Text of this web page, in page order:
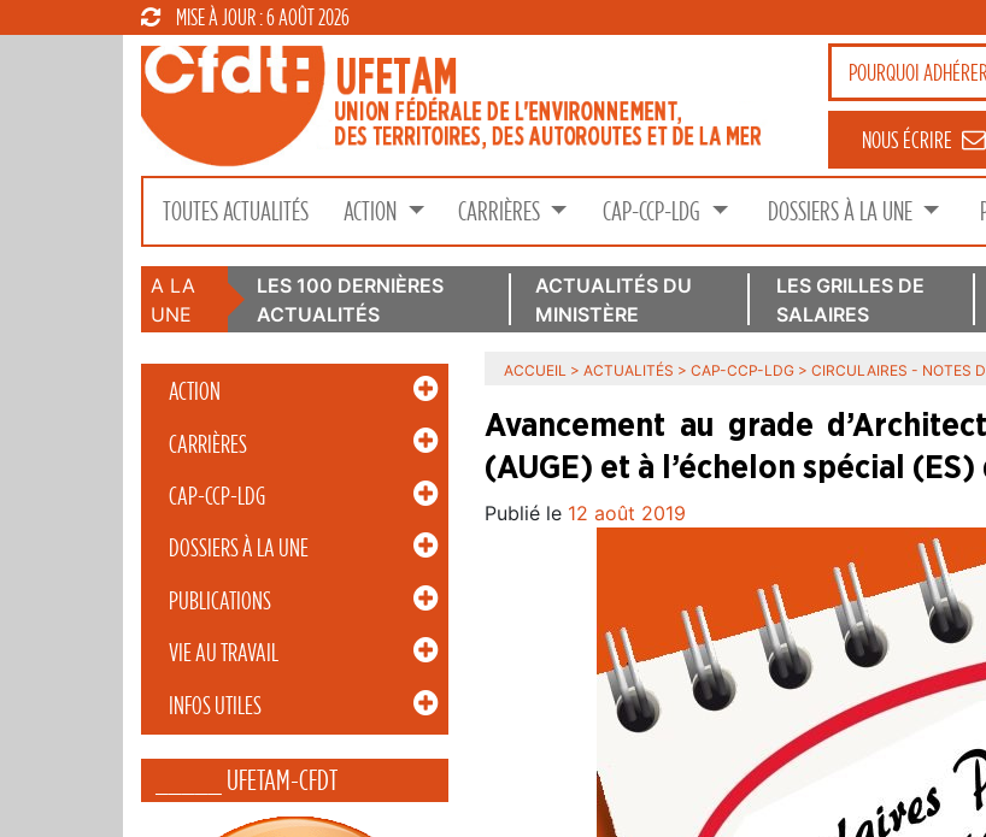
MISE À JOUR : 6 AOÛT 2026
POURQUOI
NOUS ÉCRIRE
TOUTES ACTUALITÉS ACTION CARRIÈRES CAP-CCP-LDG DOSSIERS À LA UNE
A LA
UNE
LES 100 DERNIÈRES
ACTUALITÉS
ACTUALITÉS DU
MINISTÈRE
LES GRILLES DE
SALAIRES
ACTION
CARRIÈRES
CAP-CCP-LDG
DOSSIERS À LA UNE
PUBLICATIONS
VIE AU TRAVAIL
INFOS UTILES
_____ UFETAM-CFDT
ACCUEIL > ACTUALITÉS > CAP-CCP-LDG > CIRCULAIRES - NOTES
Avancement au grade
(AUGE) et à l’échelon spécial
Publié le 12 août 2019